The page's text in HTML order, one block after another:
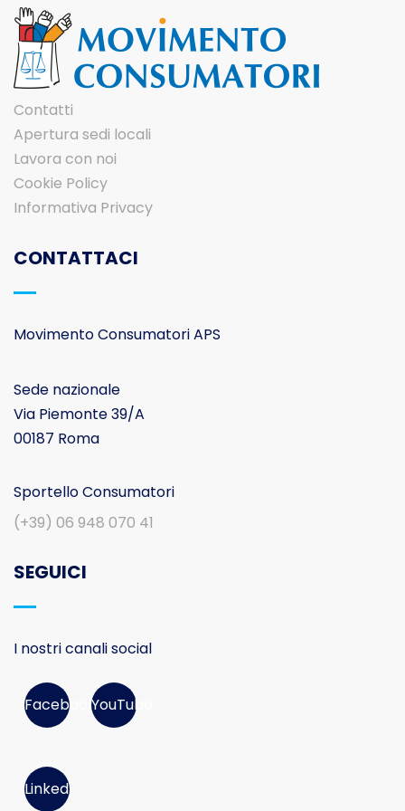
Contatti
Apertura sedi locali
Lavora con noi
Cookie Policy
Informativa Privacy
CONTATTACI
Movimento Consumatori APS
Sede nazionale
Via Piemonte 39/A
00187 Roma
Sportello Consumatori
(+39) 06 948 070 41
SEGUICI
I nostri canali social
FacebookYouTube
Linked